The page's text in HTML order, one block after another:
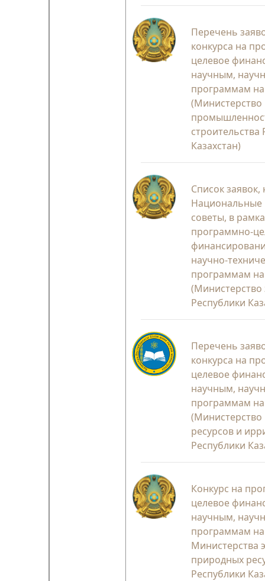
Перечень
конкурса на
целевое
научным,
программам
(Министерство
строительства
Казахстан)
Список
Национальные
советы, в
программно-
научно-
программам
(Министерство
Республики
Перечень
конкурса на
целевое
научным,
программам
ресурсов и
Республики
Конкурс на
целевое
научным,
программам
Министерства
природных
Республики